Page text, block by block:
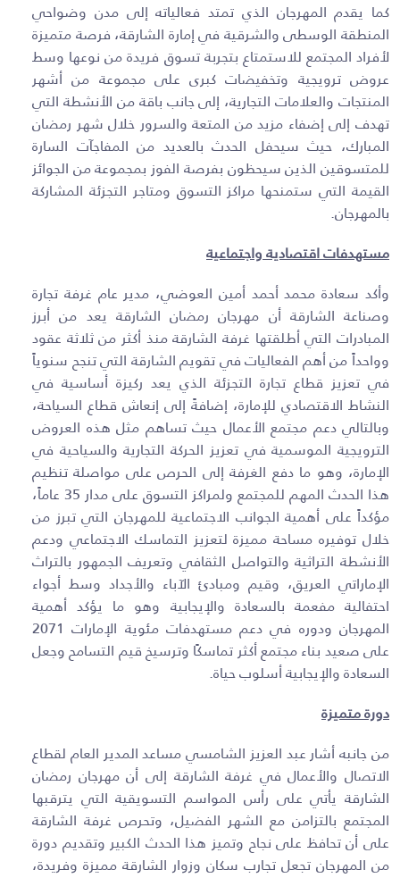
كما يقدم المهرجان الذي تمتد فعالياته إلى مدن وضواحي
المنطقة الوسطى والشرقية في إمارة الشارقة، فرصة متميزة
لأفراد المجتمع للاستمتاع بتجربة تسوق فريدة من نوعها وسط
عروض ترويجية وتخفيضات كبرى على مجموعة من أشهر
المنتجات والعلامات التجارية، إلى جانب باقة من الأنشطة التي
تهدف إلى إضفاء مزيد من المتعة والسرور خلال شهر رمضان
المبارك، حيث سيحفل الحدث بالعديد من المفاجآت السارة
للمتسوقين الذين سيحظون بفرصة الفوز بمجموعة من الجوائز
القيمة التي ستمنحها مراكز التسوق ومتاجر التجزئة المشاركة
بالمهرجان.
مستهدفات اقتصادية واجتماعية
وأكد سعادة محمد أحمد أمين العوضي، مدير عام غرفة تجارة
وصناعة الشارقة أن مهرجان رمضان الشارقة يعد من أبرز
المبادرات التي أطلقتها غرفة الشارقة منذ أكثر من ثلاثة عقود
وواحداً من أهم الفعاليات في تقويم الشارقة التي تنجح سنوياً
في تعزيز قطاع تجارة التجزئة الذي يعد ركيزة أساسية في
النشاط الاقتصادي للإمارة، إضافةً إلى إنعاش قطاع السياحة،
وبالتالي دعم مجتمع الأعمال حيث تساهم مثل هذه العروض
الترويجية الموسمية في تعزيز الحركة التجارية والسياحية في
الإمارة، وهو ما دفع الغرفة إلى الحرص على مواصلة تنظيم
هذا الحدث المهم للمجتمع ولمراكز التسوق على مدار 35 عاماً،
مؤكداً على أهمية الجوانب الاجتماعية للمهرجان التي تبرز من
خلال توفيره مساحة مميزة لتعزيز التماسك الاجتماعي ودعم
الأنشطة التراثية والتواصل الثقافي وتعريف الجمهور بالتراث
الإماراتي العريق، وقيم ومبادئ الآباء والأجداد وسط أجواء
احتفالية مفعمة بالسعادة والإيجابية وهو ما يؤكد أهمية
المهرجان ودوره في دعم مستهدفات مئوية الإمارات 2071
على صعيد بناء مجتمع أكثر تماسكًا وترسيخ قيم التسامح وجعل
السعادة والإيجابية أسلوب حياة.
دورة متميزة
من جانبه أشار عبد العزيز الشامسي مساعد المدير العام لقطاع
الاتصال والأعمال في غرفة الشارقة إلى أن مهرجان رمضان
الشارقة يأتي على رأس المواسم التسويقية التي يترقبها
المجتمع بالتزامن مع الشهر الفضيل، وتحرص غرفة الشارقة
على أن تحافظ على نجاح وتميز هذا الحدث الكبير وتقديم دورة
من المهرجان تجعل تجارب سكان وزوار الشارقة مميزة وفريدة،